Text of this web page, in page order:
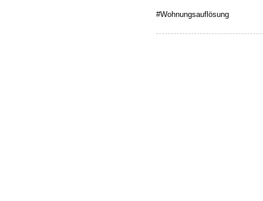
#Wohnungsauflösung